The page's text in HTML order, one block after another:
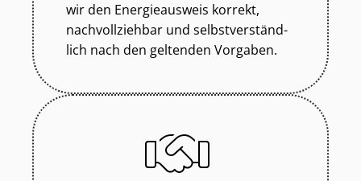
wir den Energieausweis korrekt,
nachvollziehbar und selbst­ver­ständ­
lich nach den geltenden Vorgaben.